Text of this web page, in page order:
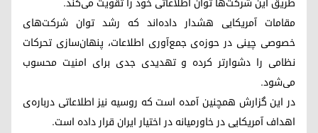
مقامات آمریکایی هشدار داده‌اند که رشد توان شرکت‌های
خصوصی چینی در حوزه‌ی جمع‌آوری اطلاعات، پنهان‌سازی تحرکات
نظامی را دشوارتر کرده و تهدیدی جدی برای امنیت محسوب
می‌شود.
در این گزارش همچنین آمده است که روسیه نیز اطلاعاتی درباره‌ی
اهداف آمریکایی در خاورمیانه در اختیار ایران قرار داده است.